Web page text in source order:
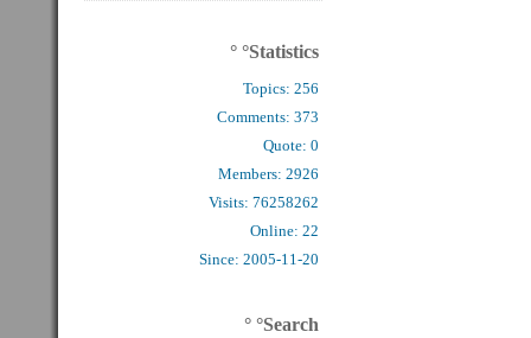
° °Statistics
Topics:256
Comments: 373
Quote: 0
Members: 2926
Visits: 76258262
Online: 22
Since: 2005-11-20
° °Search